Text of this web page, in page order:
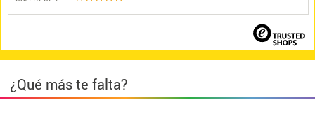
¿Qué más te falta?